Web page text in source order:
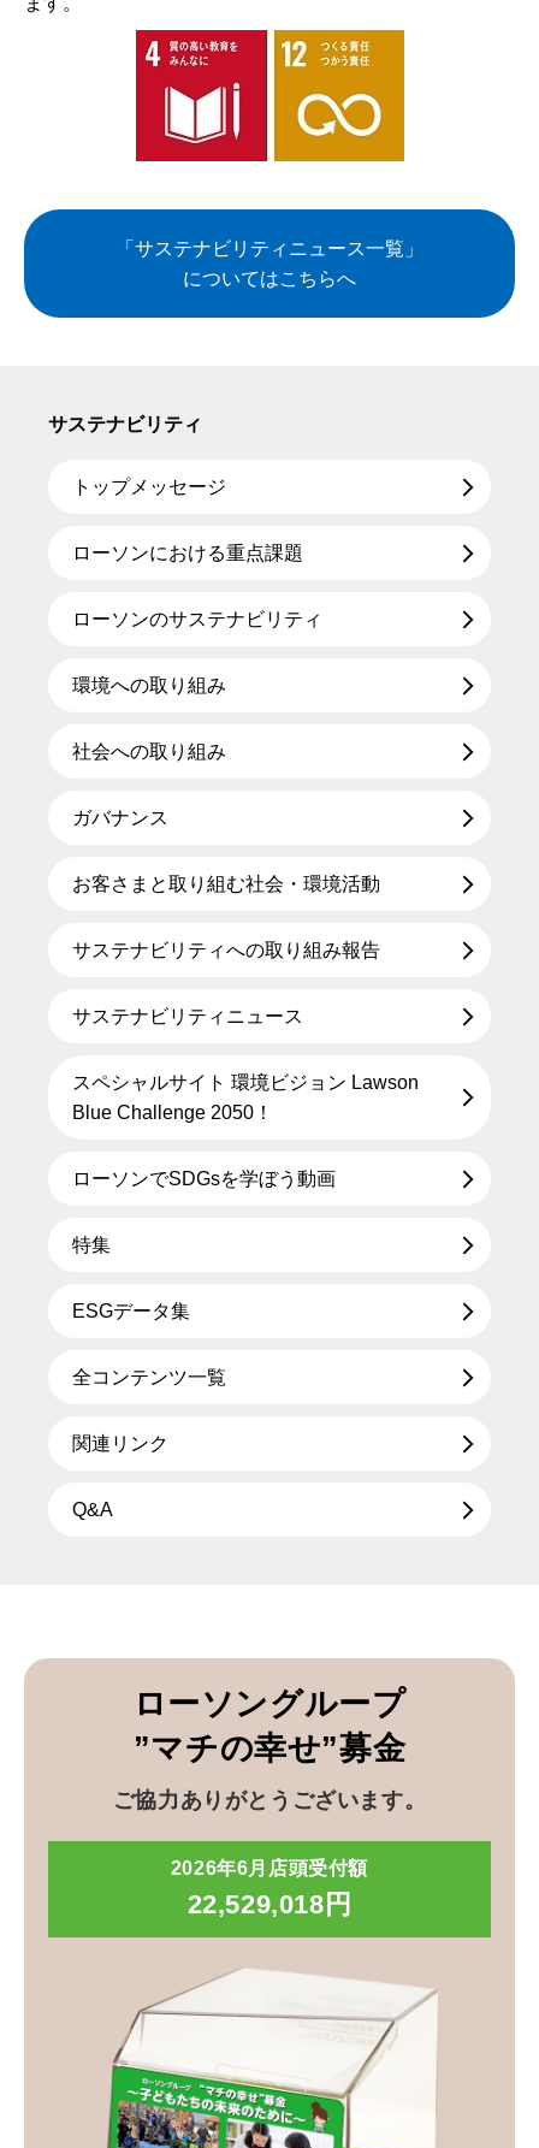
「サステナビリティニュース一覧」
についてはこちらへ
サステナビリティ
トップメッセージ
ローソンにおける重点課題
ローソンのサステナビリティ
環境への取り組み
社会への取り組み
ガバナンス
お客さまと取り組む社会・環境活動
サステナビリティへの取り組み報告
サステナビリティニュース
スペシャルサイト 環境ビジョン Lawson
Blue Challenge 2050！
ローソンでSDGsを学ぼう動画
特集
ESGデータ集
全コンテンツ一覧
関連リンク
Q&A
ローソングループ
”マチの幸せ”募金
ご協力ありがとうございます。
2026年6月店頭受付額
22,529,018円